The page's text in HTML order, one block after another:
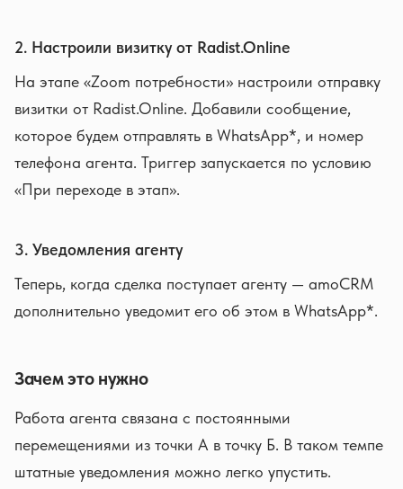
2. Настроили визитку от Radist.Online
На этапе «Zoom потребности» настроили отправку
визитки от Radist.Online. Добавили сообщение,
которое будем отправлять в WhatsApp*, и номер
телефона агента. Триггер запускается по условию
«При переходе в этап».
3. Уведомления агенту
Теперь, когда сделка поступает агенту — amoCRM
дополнительно уведомит его об этом в WhatsApp*.
Зачем это нужно
Работа агента связана с постоянными
перемещениями из точки А в точку Б. В таком темпе
штатные уведомления можно легко упустить.